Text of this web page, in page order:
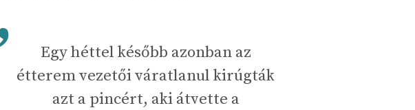
Egy héttel később azonban az
étterem vezetői váratlanul kirúgták
azt a pincért, aki átvette a